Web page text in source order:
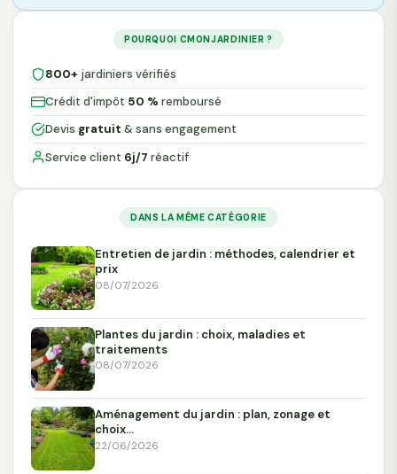
POURQUOI CMONJARDINIER ?
800+ jardiniers vérifiés
Crédit d'impôt 50 % remboursé
Devis gratuit & sans engagement
Service client 6j/7 réactif
DANS LA MÊME CATÉGORIE
Entretien de jardin : méthodes, calendrier et
prix
08/07/2026
Plantes du jardin : choix, maladies et
traitements
08/07/2026
Aménagement du jardin : plan, zonage et
choix…
22/06/2026